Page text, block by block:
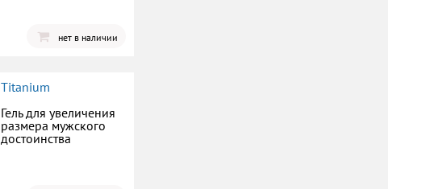
нет в наличии
Titanium
Гель для увеличения
размера мужского
достоинства